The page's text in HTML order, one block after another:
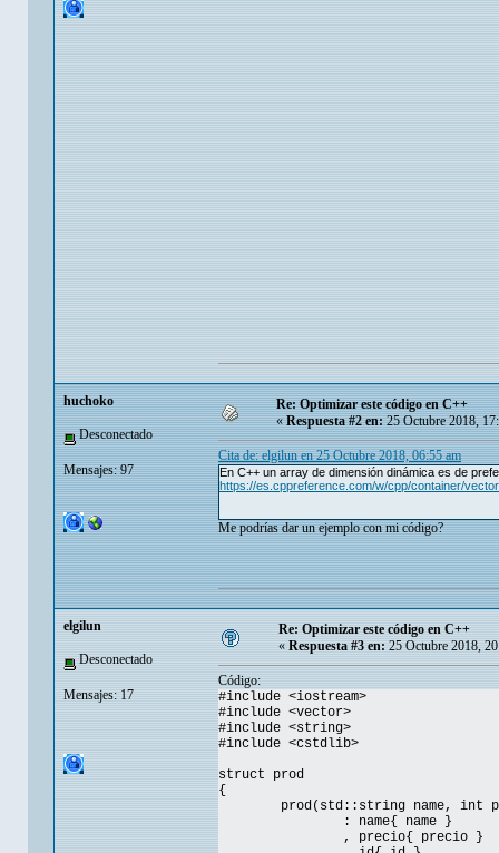
huchoko
Desconectado
Mensajes: 97
Re: Optimizar este código en C++
«Respuesta #2 en:25 Octubre 2018,
Cita de: elgilun en 25 Octubre 2018, 06:55 am
En C++ un array de dimensión dinámica es de
https://es.cppreference.com/w/cpp/container/vector
Me podrías dar un ejemplo con mi código?
elgilun
Desconectado
Mensajes: 17
Re: Optimizar este código en C++
« Respuesta #3 en: 25 Octubre 2018,
Código:
#include <iostream>
#include <vector>
#include <string>
#include <cstdlib>
struct prod
{
prod(std::string name, int
: name{ name }
, precio{ precio }